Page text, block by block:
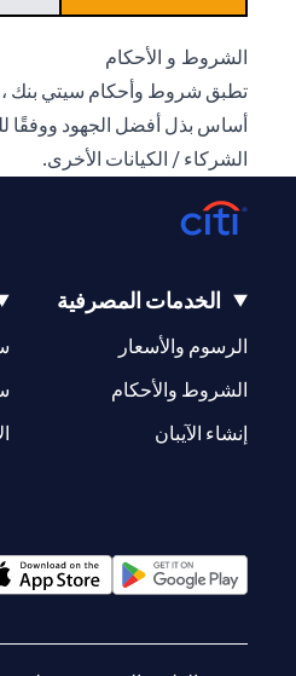
الشروط و الأحكام
تطبق شروط وأحكام سيتي بنك ،
أساس بذل أفضل الجهود ووفقًا
الشركاء / الكيانات الأخرى.
الخدمات المصرفية
الرسوم والأسعار
الشروط والأحكام
إنشاء الآيبان